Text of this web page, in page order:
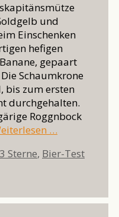
und
Einschenken
hefigen
gepaart
Schaumkrone
bis zum ersten
durchgehalten.
Roggnbock
…
Sterne, Bier-Test